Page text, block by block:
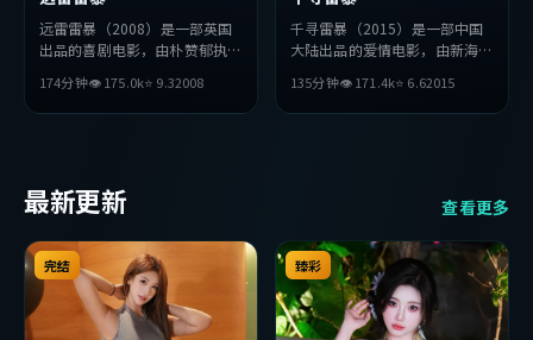
远雷雷暴（2008）是一部英国
出品的喜剧电影，由朴赞郁执
演。影片在叙事与视听上力求突
破，探讨人性与抉择，节奏张弛
174分钟👁175.0k⭐ 9.32008
千寻雷暴（2015）是一部中国
大陆出品的爱情电影，由新海诚
主演。影片在叙事与视听上力求
突破，探讨人性与抉择，节奏张
135分钟👁171.4k⭐ 6.62015
最新更新 查看更多
完结 臻彩